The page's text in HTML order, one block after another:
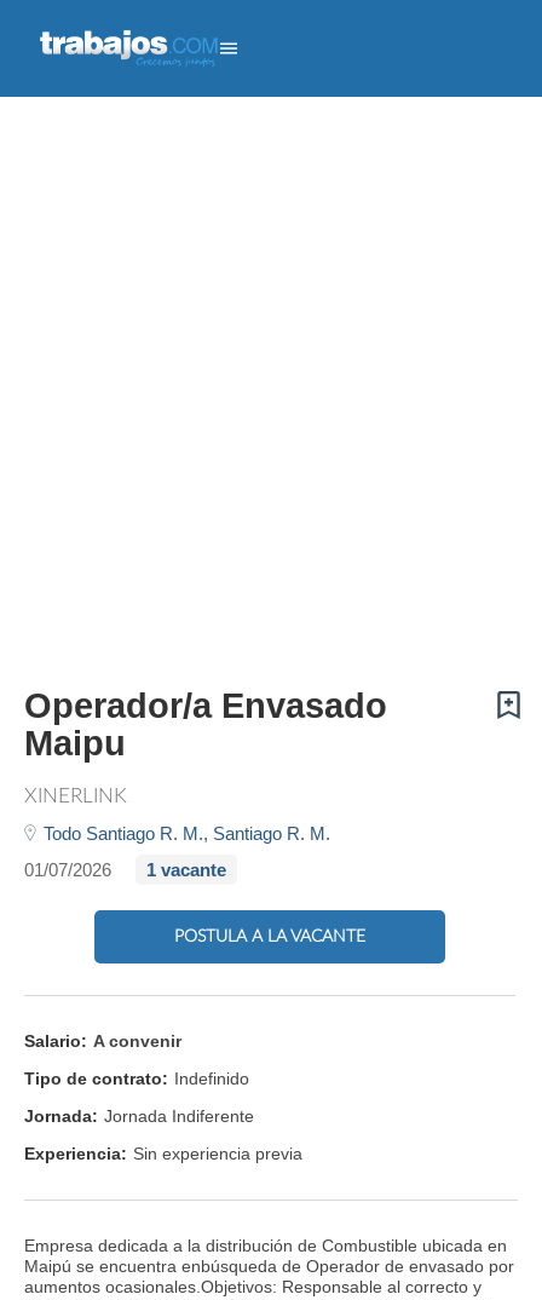
Operador/a Envasado
Maipu
XINERLINK
Todo Santiago R. M., Santiago R. M.
01/07/2026
1 vacante
POSTULA A LA VACANTE
Salario: A convenir
Tipo de contrato: Indefinido
Jornada: Jornada Indiferente
Experiencia: Sin experiencia previa
Empresa dedicada a la distribución de Combustible ubicada en
Maipú se encuentra enbúsqueda de Operador de envasado por
aumentos ocasionales.Objetivos: Responsable al correcto y